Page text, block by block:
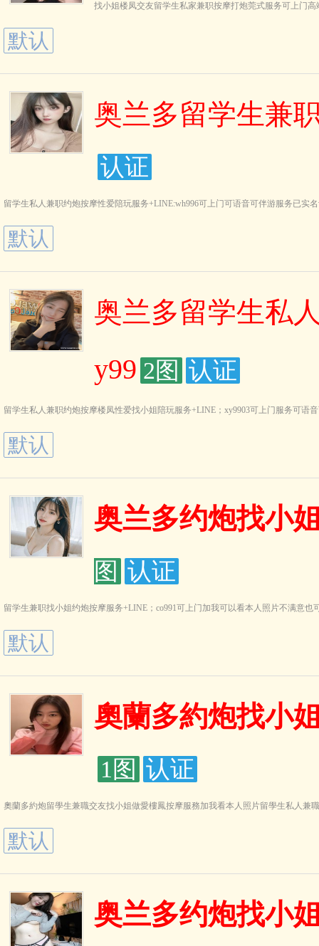
找小姐楼凤交友留学生私家兼职按摩打炮莞式服务可上门
默认
奥兰多留学生兼
认证
留学生私人兼职约炮按摩性爱陪玩服务+LINE:wh996可上门可语音可伴游服务已实
默认
奥兰多留学生私
y99 2图 认证
留学生私人兼职约炮按摩楼凤性爱找小姐陪玩服务+LINE；xy9903可上门服务可语
默认
奥兰多约炮找小
图 认证
留学生兼职找小姐约炮按摩服务+LINE；co991可上门加我可以看本人照片不满意也
默认
奧蘭多約炮找小
1图 认证
奧蘭多約炮留學生兼職交友找小姐做愛樓鳳按摩服務加我看本人照片留學生私人兼
默认
奥兰多约炮找小